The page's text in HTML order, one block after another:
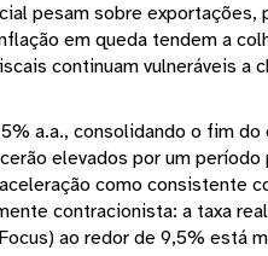
pesam sobre
em queda tendem a
continuam vulneráveis a
a.a., consolidando o fim
elevados por um
como consistente
contracionista: a taxa
ao redor de 9,5% está